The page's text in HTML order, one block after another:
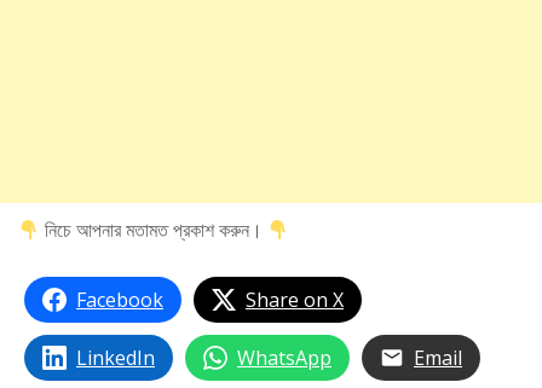
নিচে আপনার মতামত প্রকাশ করুন।
Facebook Share on X
LinkedIn WhatsApp Email